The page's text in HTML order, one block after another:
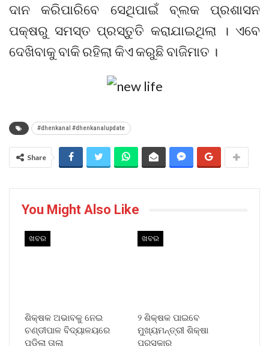
ଦାନ କରିପାରିବେ ସେଥିପାଇଁ ବ୍ଲକ ପ୍ରଶାସନ
ପକ୍ଷରୁ ସମସ୍ତ ପ୍ରସ୍ତୁତି କରାଯାଇଥିଲା । ଏବେ
ଦେଖିବାକୁ ବାକି ରହିଲା କିଏ କରୁଛି ବାଜିମାତ ।
#dhenkanal #dhenkanalupdate
Share
You Might Also Like
ଖବର
ଶିକ୍ଷକ ଅଭାବକୁ ନେଇ
ଚଣ୍ଡୀପାଳ ବିଦ୍ୟାଳୟରେ
ପଡିଲା ତାଲା
ଖବର
୨ ଶିକ୍ଷକ ପାଇବେ
ମୁଖ୍ୟମନ୍ତ୍ରୀ ଶିକ୍ଷା
ପୁରସ୍କାର